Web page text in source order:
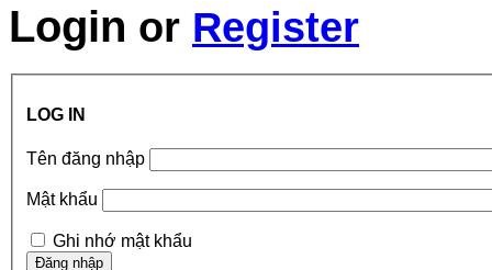
Login or Register
LOG IN
Tên đăng nhập
Mật khẩu
Ghi nhớ mật khẩu